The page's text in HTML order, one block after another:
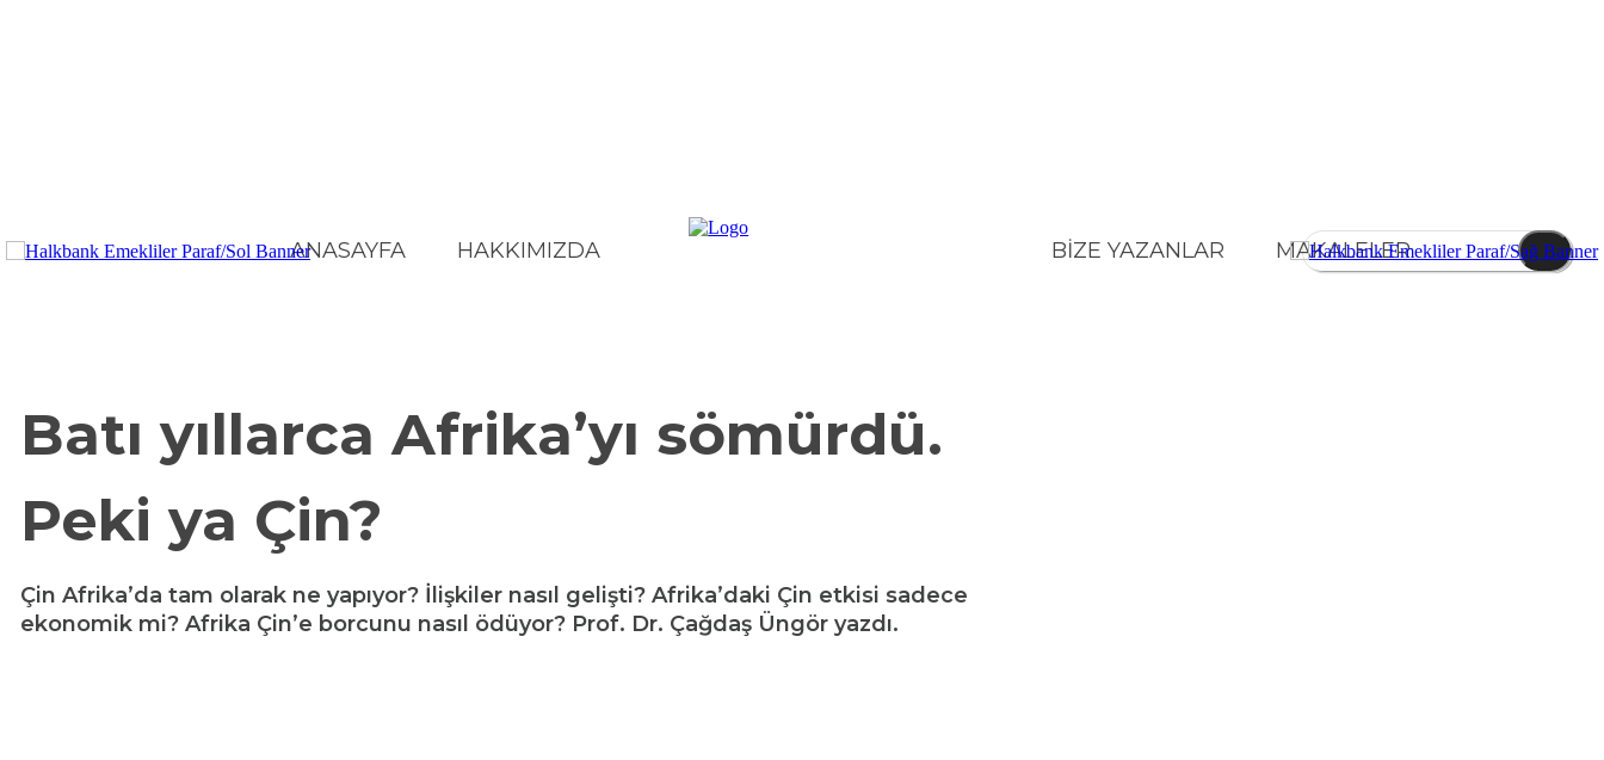
ANASAYFA HAKKIMIZDA BİZE YAZANLAR MAKALELER
Batı yıllarca Afrika’yı sömürdü.
Peki ya Çin?
Çin Afrika’da tam olarak ne yapıyor? İlişkiler nasıl gelişti? Afrika’daki Çin etkisi sadece
ekonomik mi? Afrika Çin’e borcunu nasıl ödüyor? Prof. Dr. Çağdaş Üngör yazdı.